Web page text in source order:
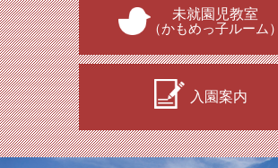
未就園児教室
（かもめっ子ルーム）
入園案内